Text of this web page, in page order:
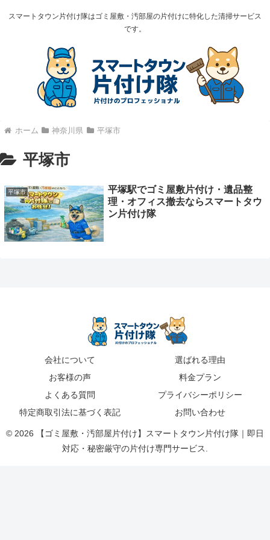
スマートタウン片付け隊はゴミ屋敷・汚部屋の片付けに特化した清掃サービス
です。
ホーム 神奈川県 平塚市
平塚市
平塚市
平塚駅でゴミ屋敷片付け・遺品整
理・オフィス撤去ならスマートタウ
ン片付け隊
会社について
選ばれる理由
お客様の声
料金プラン
よくある質問
プライバシーポリシー
特定商取引法に基づく表記
お問い合わせ
© 2026 【ゴミ屋敷・汚部屋片付け】スマートタウン片付け隊｜即日
対応・秘密厳守の片付け専門サービス.